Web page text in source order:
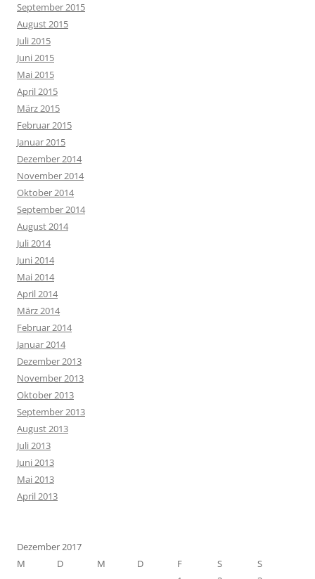
September 2015
August 2015
Juli 2015
Juni 2015
Mai 2015
April 2015
März 2015
Februar 2015
Januar 2015
Dezember 2014
November 2014
Oktober 2014
September 2014
August 2014
Juli 2014
Juni 2014
Mai 2014
April 2014
März 2014
Februar 2014
Januar 2014
Dezember 2013
November 2013
Oktober 2013
September 2013
August 2013
Juli 2013
Juni 2013
Mai 2013
April 2013
Dezember 2017
M
D M D F S
S